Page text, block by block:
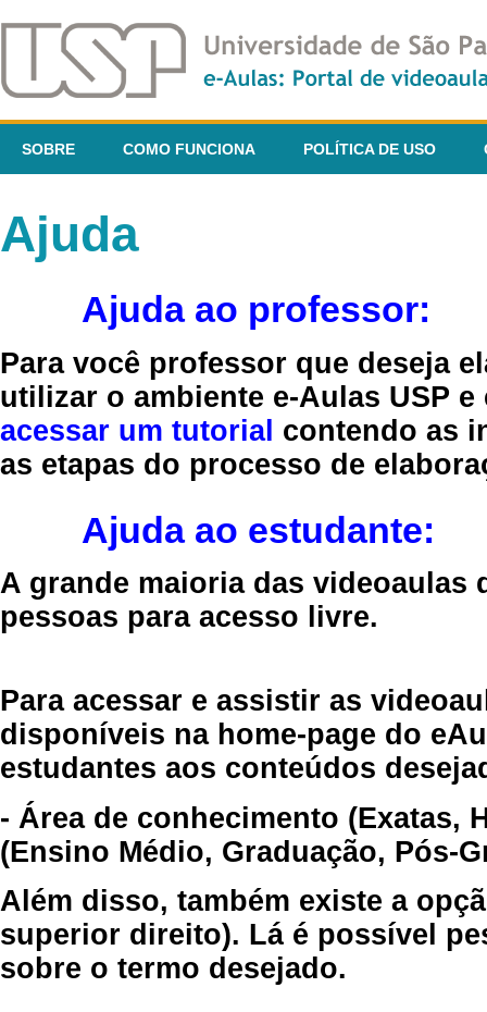
SOBRE COMO FUNCIONA POLÍTICA DE USO
Ajuda
Ajuda ao professor:
Para você professor que deseja
utilizar o ambiente e-Aulas USP
acessar um tutorial contendo as
as etapas do processo de
Ajuda ao estudante:
A grande maioria das videoaulas
pessoas para acesso livre.
Para acessar e assistir as
disponíveis na home-page do
estudantes aos conteúdos
- Área de conhecimento (Exatas,
(Ensino Médio, Graduação, Pós-
Além disso, também existe a
superior direito). Lá é possível
sobre o termo desejado.